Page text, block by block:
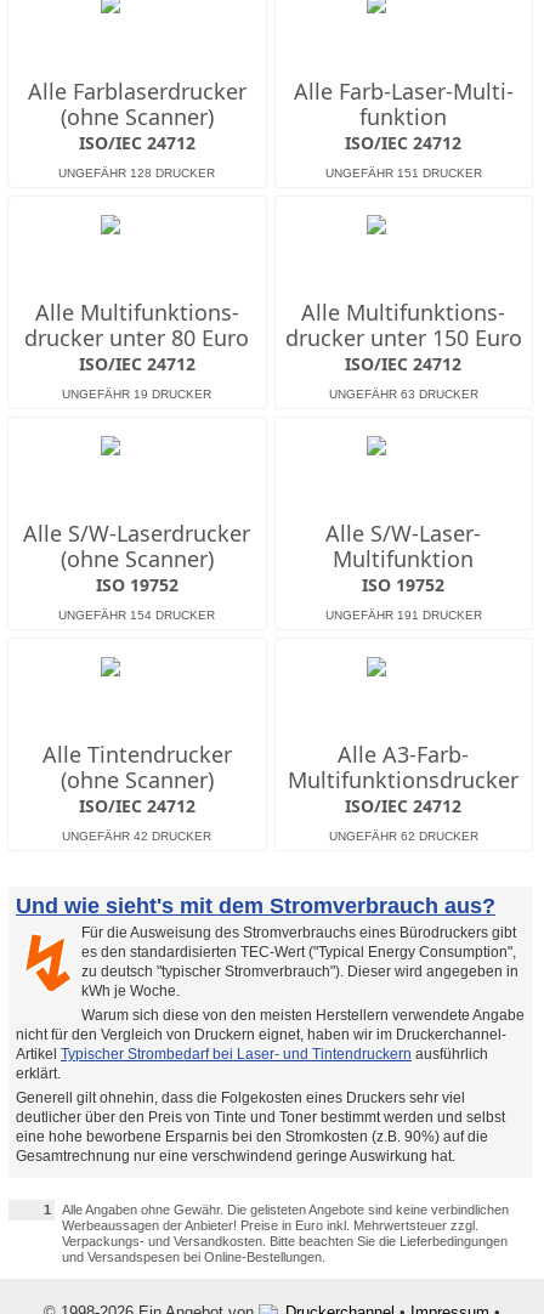
Alle Farb­laserdrucker
(ohne Scanner)
ISO/IEC 24712
Alle Farb-Laser-Multi­
funktion
ISO/IEC 24712
Alle Multifunktions­
drucker unter 80 Euro
ISO/IEC 24712
Alle Multifunktions­
drucker unter 150 Euro
ISO/IEC 24712
Alle S/W-Laserdrucker
(ohne Scanner)
ISO 19752
Alle S/W-Laser-
Multifunktion
ISO 19752
Alle Tintendrucker
(ohne Scanner)
ISO/IEC 24712
Alle A3-Farb-
Multifunktionsdrucker
ISO/IEC 24712
Und wie sieht's mit dem Stromverbrauch aus?
↯
Für die Ausweisung des Stromverbrauchs eines Bürodruckers gibt
es den standardisierten TEC-Wert ("Typical Energy Consumption",
zu deutsch "typischer Stromverbrauch"). Dieser wird angegeben in
kWh je Woche.
Warum sich diese von den meisten Herstellern verwendete Angabe
nicht für den Vergleich von Druckern eignet, haben wir im Druckerchannel-
Artikel Typischer Strombedarf bei Laser- und Tintendruckern ausführlich
erklärt.
Generell gilt ohnehin, dass die Folgekosten eines Druckers sehr viel
deutlicher über den Preis von Tinte und Toner bestimmt werden und selbst
eine hohe beworbene Ersparnis bei den Stromkosten (z.B. 90%) auf die
Gesamtrechnung nur eine verschwindend geringe Auswirkung hat.
1
Alle Angaben ohne Gewähr. Die gelisteten Angebote sind keine verbindlichen
Werbeaussagen der Anbieter! Preise in Euro inkl. Mehrwertsteuer zzgl.
Verpackungs- und Versandkosten. Bitte beachten Sie die Lieferbedingungen
und Versandspesen bei Online-Bestellungen.